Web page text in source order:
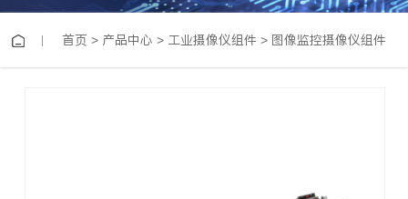
首页 > 产品中心 > 工业摄像仪组件 > 图像监控摄像仪组件